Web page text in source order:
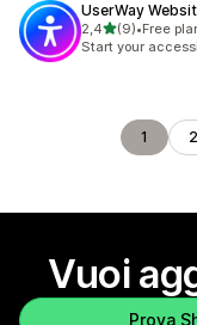
UserWay
2,4stelle su 5
(9)
9 recensioni totali
•Free
Start your
1 2
Vuoi
Prova